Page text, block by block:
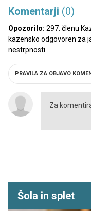
Komentarji (0)
Opozorilo: 297. členu
kazensko odgovoren za
nestrpnosti.
PRAVILA ZA OBJAVO
Šola in splet